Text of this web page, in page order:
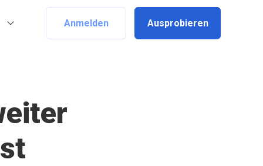
Anmelden Ausprobieren